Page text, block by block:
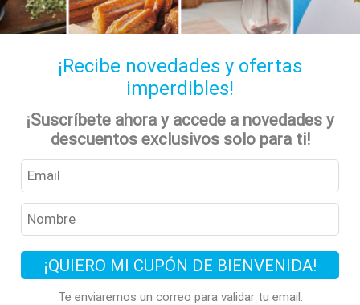
¡Recibe novedades y ofertas
imperdibles!
¡Suscríbete ahora y accede a novedades y
descuentos exclusivos solo para ti!
¡QUIERO MI CUPÓN DE BIENVENIDA!
Te enviaremos un correo para validar tu email.
🧉 Clásicos argentinos 🏷️ Todas las categorías
Inicio Tienda Mates y Termos
Todos los clásicos
de Argentina
están acá